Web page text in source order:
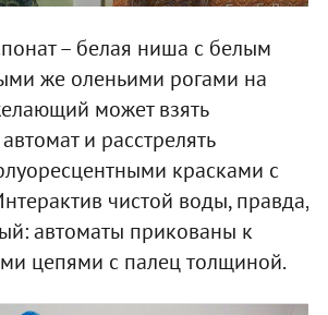
– белая ниша с белым
же оленьими рогами на
может взять
и расстрелять
красками с
чистой воды, правда,
автоматы прикованы к
цепями с палец толщиной.